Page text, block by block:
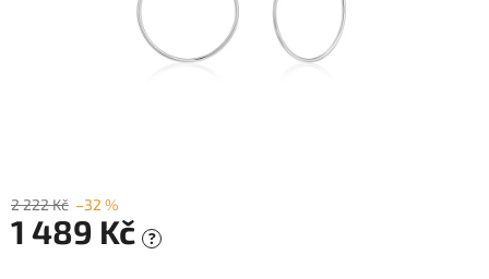
2 222 Kč –32 %
1 489 Kč ?